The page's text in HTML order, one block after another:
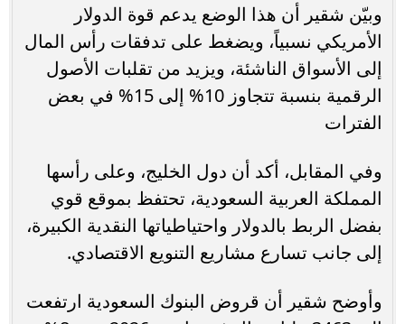
وبيّن شقير أن هذا الوضع يدعم قوة الدولار
الأمريكي نسبياً، ويضغط على تدفقات رأس المال
إلى الأسواق الناشئة، ويزيد من تقلبات الأصول
الرقمية بنسبة تتجاوز 10% إلى 15% في بعض
الفترات
وفي المقابل، أكد أن دول الخليج، وعلى رأسها
المملكة العربية السعودية، تحتفظ بموقع قوي
بفضل الربط بالدولار واحتياطياتها النقدية الكبيرة،
إلى جانب تسارع مشاريع التنويع الاقتصادي.
وأوضح شقير أن قروض البنوك السعودية ارتفعت